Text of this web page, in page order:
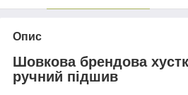
Опис
Шовкова брендова
ручний підшив